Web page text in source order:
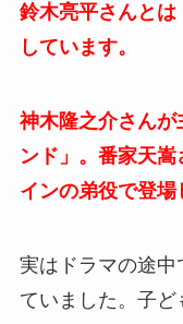
鈴木亮平さんと
しています。
神木隆之介さん
ンド」。番家天
インの弟役で登場
実はドラマの途中
ていました。子ど